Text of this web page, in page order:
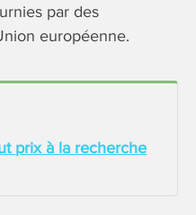
par des
européenne.
prix à la recherche